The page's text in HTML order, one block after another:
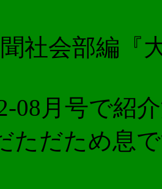
社会部編『
08月号で紹
ただため息